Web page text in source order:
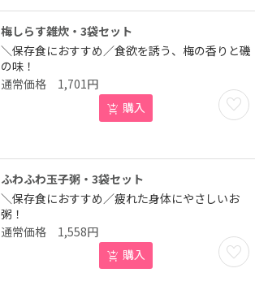
梅しらす雑炊・3袋セット
＼保存食におすすめ／食欲を誘う、梅の香りと磯
の味！
お気
1,701円
購入
ふわふわ玉子粥・3袋セット
＼保存食におすすめ／疲れた身体にやさしいお
粥！
お気
1,558円
購入